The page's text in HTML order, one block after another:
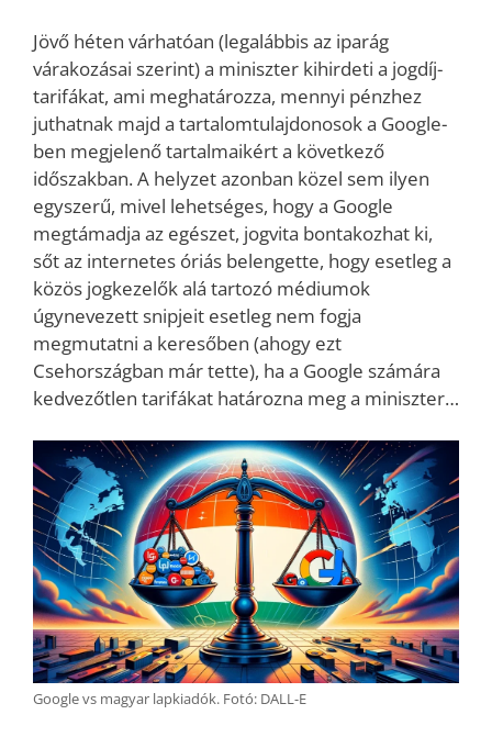
Jövő héten várhatóan (legalábbis az iparág
várakozásai szerint) a miniszter kihirdeti a jogdíj-
tarifákat, ami meghatározza, mennyi pénzhez
juthatnak majd a tartalomtulajdonosok a Google-
ben megjelenő tartalmaikért a következő
időszakban. A helyzet azonban közel sem ilyen
egyszerű, mivel lehetséges, hogy a Google
megtámadja az egészet, jogvita bontakozhat ki,
sőt az internetes óriás belengette, hogy esetleg a
közös jogkezelők alá tartozó médiumok
úgynevezett snipjeit esetleg nem fogja
megmutatni a keresőben (ahogy ezt
Csehországban már tette), ha a Google számára
kedvezőtlen tarifákat határozna meg a miniszter…
Google vs magyar lapkiadók. Fotó: DALL-E